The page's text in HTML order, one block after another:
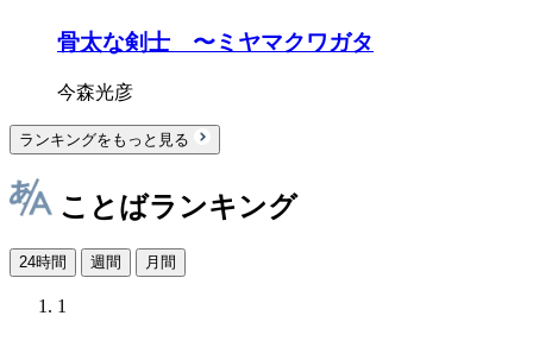
骨太な剣士 〜ミヤマクワガタ
今森光彦
ランキングをもっと見る
ことばランキング
24時間 週間 月間
1